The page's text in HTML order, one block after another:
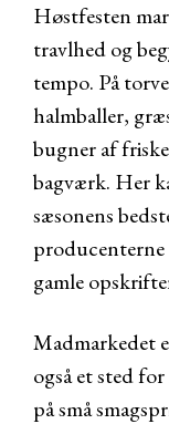
Høstfesten
travlhed og
tempo. På
halmballer,
bugner af
bagværk. Her
sæsonens
gamle
Madmarkedet
også et sted
på små